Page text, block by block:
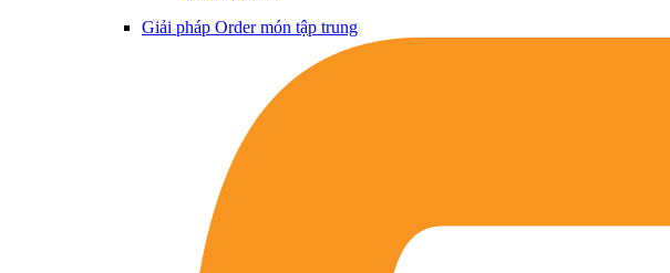
Giải pháp Order món tập trung